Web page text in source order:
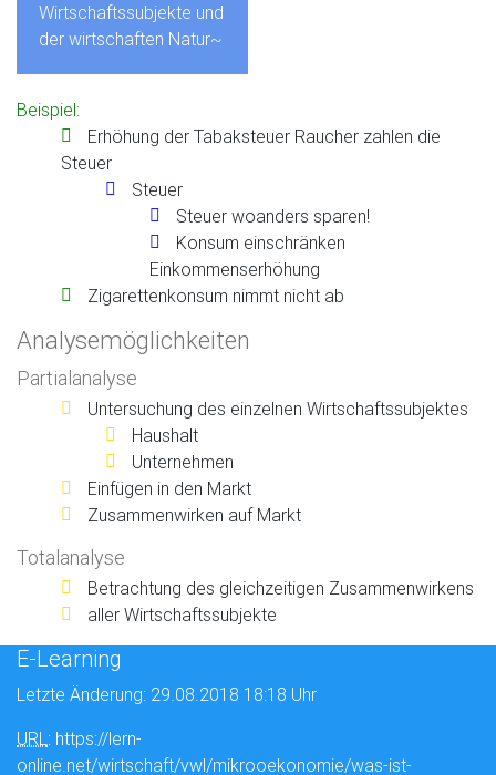
Wirtschaftssubjekte und
der wirtschaften Natur~
Beispiel:
Erhöhung der Tabaksteuer Raucher zahlen die
Steuer
Steuer
Steuer woanders sparen!
Konsum einschränken
Einkommenserhöhung
Zigarettenkonsum nimmt nicht ab
Analysemöglichkeiten
Partialanalyse
Untersuchung des einzelnen Wirtschaftssubjektes
Haushalt
Unternehmen
Einfügen in den Markt
Zusammenwirken auf Markt
Totalanalyse
Betrachtung des gleichzeitigen Zusammenwirkens
aller Wirtschaftssubjekte
E-Learning
Letzte Änderung: 29.08.2018 18:18 Uhr
URL: https://lern-
online.net/wirtschaft/vwl/mikrooekonomie/was-ist-